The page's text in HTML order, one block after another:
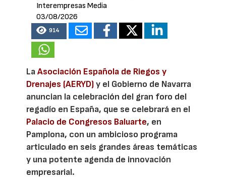
Interempresas Media
03/08/2026
914
LaAsociación Española de Riegos y
Drenajes (AERYD)y el Gobierno de Navarra
anuncian la celebración del gran foro del
regadío en España, que se celebrará en el
Palacio de Congresos Baluarte, en
Pamplona, con un ambicioso programa
articulado en seis grandes áreas temáticas
y una potente agenda de innovación
empresarial.